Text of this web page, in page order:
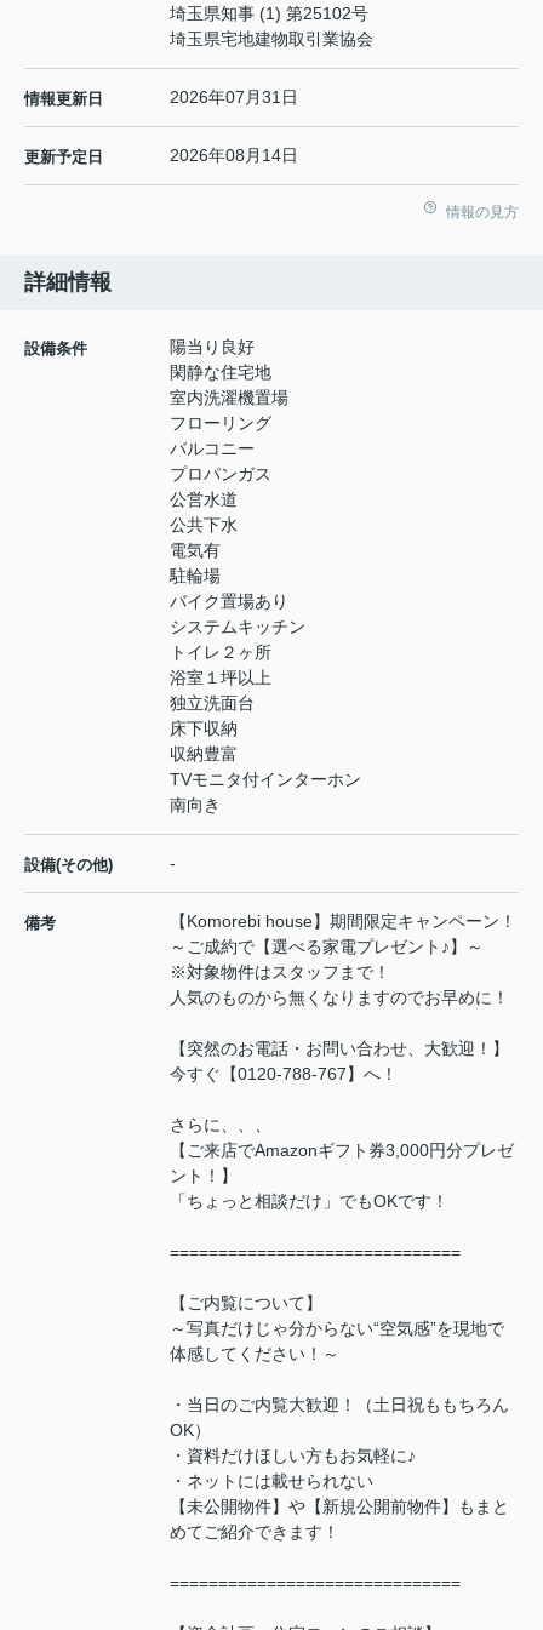
埼玉県知事 (1) 第25102号
埼玉県宅地建物取引業協会
情報更新日 2026年07月31日
更新予定日 2026年08月14日
情報の見方
詳細情報
設備条件
陽当り良好
閑静な住宅地
室内洗濯機置場
フローリング
バルコニー
プロパンガス
公営水道
公共下水
電気有
駐輪場
バイク置場あり
システムキッチン
トイレ２ヶ所
浴室１坪以上
独立洗面台
床下収納
収納豊富
TVモニタ付インターホン
南向き
設備(その他) -
備考
【Komorebi house】期間限定キャンペーン！
～ご成約で【選べる家電プレゼント♪】～
※対象物件はスタッフまで！
人気のものから無くなりますのでお早めに！
【突然のお電話・お問い合わせ、大歓迎！】
今すぐ【0120-788-767】へ！
さらに、、、
【ご来店でAmazonギフト券3,000円分プレゼ
ント！】
「ちょっと相談だけ」でもOKです！
==============================
【ご内覧について】
～写真だけじゃ分からない“空気感”を現地で
体感してください！～
・当日のご内覧大歓迎！（土日祝ももちろん
OK）
・資料だけほしい方もお気軽に♪
・ネットには載せられない
【未公開物件】や【新規公開前物件】もまと
めてご紹介できます！
==============================